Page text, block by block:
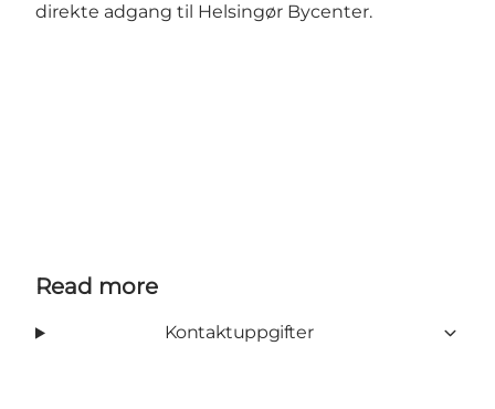
direkte adgang til Helsingør Bycenter.
Read more
Kontaktuppgifter